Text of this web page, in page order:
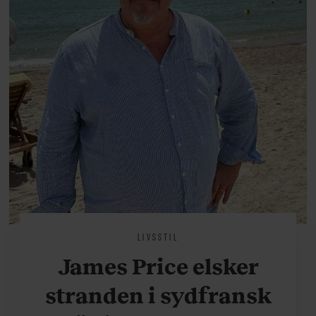
LIVSSTIL
James Price elsker
stranden i sydfransk